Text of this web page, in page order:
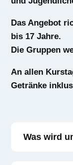
Das Angebot
bis 17 Jahre.
Die Gruppen
An allen
Getränke
Was wird